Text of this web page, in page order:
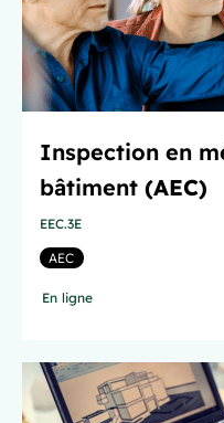
Inspection en
bâtiment (AEC)
EEC.3E
AEC
En ligne